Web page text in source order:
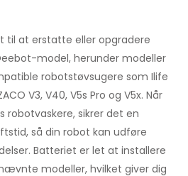
til at erstatte eller opgradere
model, herunder modeller
robotstøvsugere som Ilife
V3, V40, V5s Pro og V5x. Når
robotvaskere, sikrer det en
så din robot kan udføre
Batteriet er let at installere
modeller, hvilket giver dig